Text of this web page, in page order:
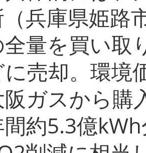
兵庫県姫路
量を買い取
に売却。環境
ガスから購
約5.3億